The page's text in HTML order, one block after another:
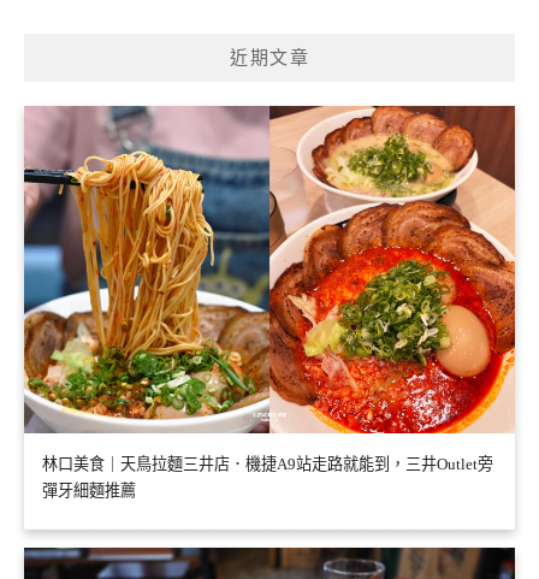
近期文章
林口美食｜天鳥拉麵三井店．機捷A9站走路就能到，三井Outlet旁
彈牙細麵推薦